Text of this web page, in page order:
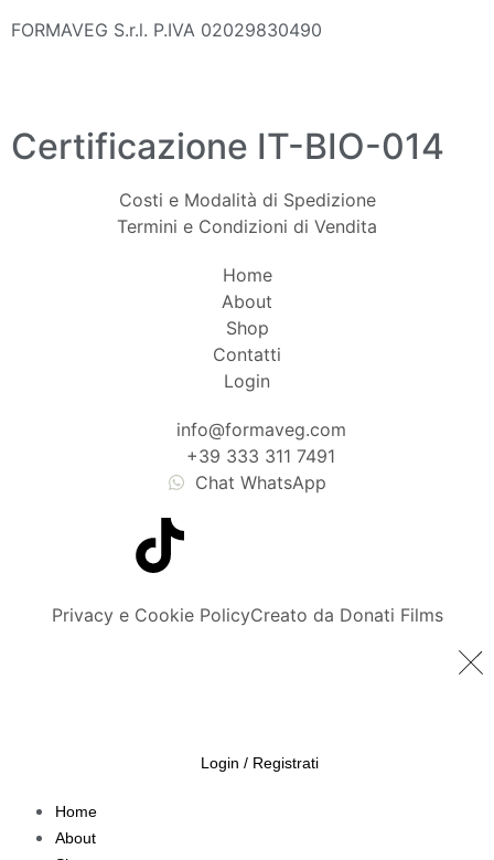
FORMAVEG S.r.l. P.IVA 02029830490
Certificazione IT-BIO-014
Costi e Modalità di Spedizione
Termini e Condizioni di Vendita
Home
About
Shop
Contatti
Login
info@formaveg.com
+39 333 311 7491
Chat WhatsApp
Privacy e Cookie PolicyCreato da Donati Films
Login / Registrati
Home
About